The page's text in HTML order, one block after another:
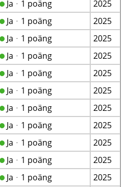
Jaᆞ1 poäng
2025
Jaᆞ1 poäng
2025
Jaᆞ1 poäng
2025
Jaᆞ1 poäng
2025
Jaᆞ1 poäng
2025
Jaᆞ1 poäng
2025
Jaᆞ1 poäng
2025
Jaᆞ1 poäng
2025
Jaᆞ1 poäng
2025
Jaᆞ1 poäng
2025
Jaᆞ1 poäng
2025